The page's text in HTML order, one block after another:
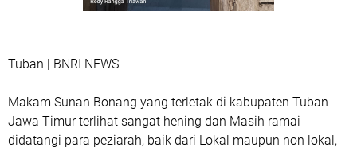
Tuban | BNRI NEWS
Makam Sunan Bonang yang terletak di kabupaten Tuban
Jawa Timur terlihat sangat hening dan Masih ramai
didatangi para peziarah, baik dari Lokal maupun non lokal,